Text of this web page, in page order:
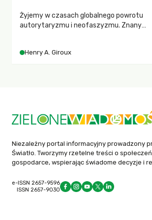
Żyjemy w czasach globalnego powrotu
autorytaryzmu i neofaszyzmu. Znany
społeczeństwo. Czy współczesne
Henry A. Giroux
Niezależny portal informacyjny prowadzony
Światło. Tworzymy rzetelne treści o
gospodarce, wspierając świadome decyzje i
e-ISSN 2657-9596
ISSN 2657-9030